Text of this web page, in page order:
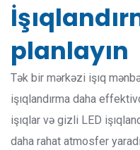
planlayın
Tək bir mərkəzi işıq
işıqlandırma daha
işıqlar və gizli LED
daha rahat atmosfer